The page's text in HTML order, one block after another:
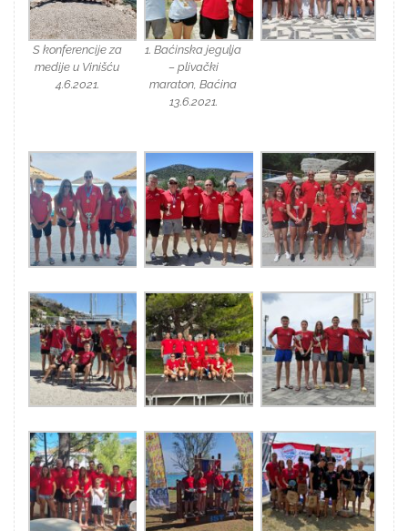
S konferencije za
medije u Vinišću
4.6.2021.
1. Baćinska jegulja
– plivački
maraton, Baćina
13.6.2021.